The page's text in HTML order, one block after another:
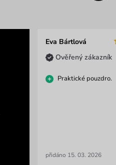
Eva Bártlová
Ověřený zákazník
Praktické pouzdro.
přidáno 15. 03. 2026